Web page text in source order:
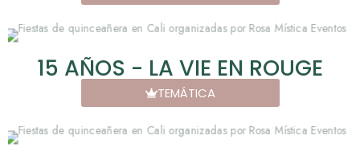
15 AÑOS - LA VIE EN ROUGE
TEMÁTICA